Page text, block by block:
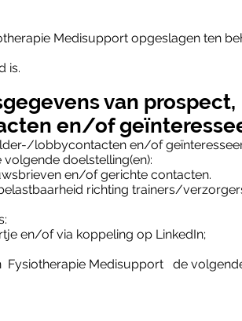
Medisupport opgeslagen ten
is.
van prospect,
en/of
lobbycontacten en/of
doelstelling(en):
en/of gerichte contacten.
richting trainers/
en/of via koppeling op LinkedIn;
Fysiotherapie Medisupport de